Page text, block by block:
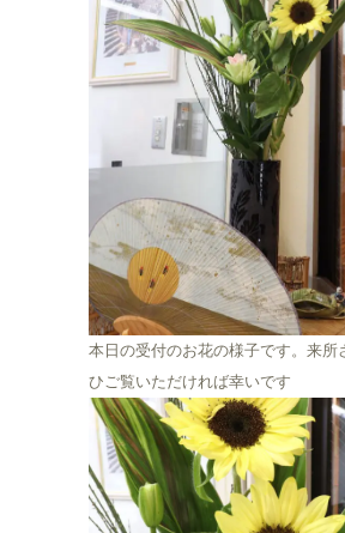
本日の受付のお花の様子です。来所
ひご覧いただければ幸いです